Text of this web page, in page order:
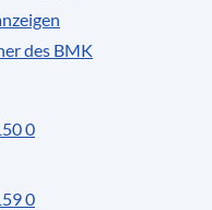
des BMK
0
0